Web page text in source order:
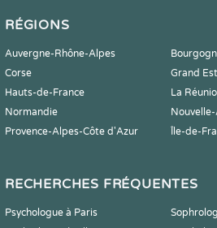
RÉGIONS
Auvergne-Rhône-Alpes
Corse
Grand Est
Hauts-de-France
La
Normandie
Provence-Alpes-Côte d'Azur
Île-de-
RECHERCHES FRÉQUENTES
Psychologue à Paris